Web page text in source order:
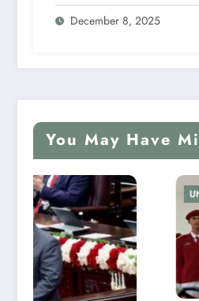
Program MBG
December 8, 2025
You May Have
UNCATEGORIZED